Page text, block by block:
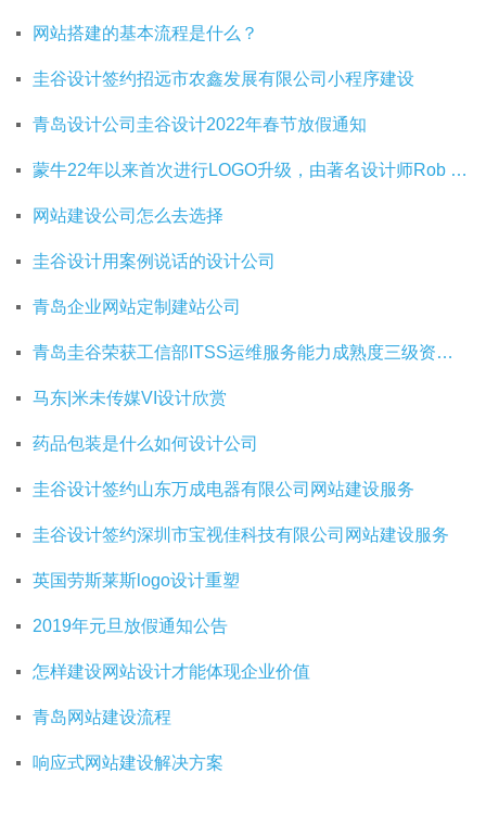
网站搭建的基本流程是什么？
圭谷设计签约招远市农鑫发展有限公司小程序建设
青岛设计公司圭谷设计2022年春节放假通知
蒙牛22年以来首次进行LOGO升级，由著名设计师Rob Janoff操刀
网站建设公司怎么去选择
圭谷设计用案例说话的设计公司
青岛企业网站定制建站公司
青岛圭谷荣获工信部ITSS运维服务能力成熟度三级资质证书
马东|米未传媒VI设计欣赏
药品包装是什么如何设计公司
圭谷设计签约山东万成电器有限公司网站建设服务
圭谷设计签约深圳市宝视佳科技有限公司网站建设服务
英国劳斯莱斯logo设计重塑
2019年元旦放假通知公告
怎样建设网站设计才能体现企业价值
青岛网站建设流程
响应式网站建设解决方案